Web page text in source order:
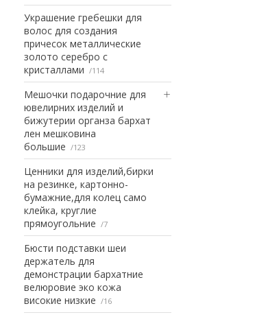
Украшение гребешки для
волос для создания
причесок металлические
золото серебро с
кристаллами
114
Мешочки подарочние для
ювелирних изделий и
бижутерии органза бархат
лен мешковина
большие
123
Ценники для изделий,бирки
на резинке, картонно-
бумажние,для колец само
клейка, круглие
прямоугольние
7
Бюсти подставки шеи
держатель для
демонстрации бархатние
велюровие эко кожа
високие низкие
16